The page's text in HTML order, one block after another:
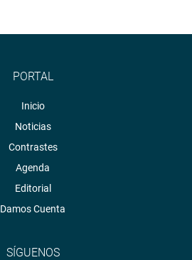
PORTAL
Inicio
Noticias
Contrastes
Agenda
Editorial
Damos Cuenta
SÍGUENOS